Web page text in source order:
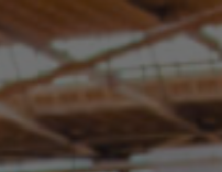
van ons Vacature Via